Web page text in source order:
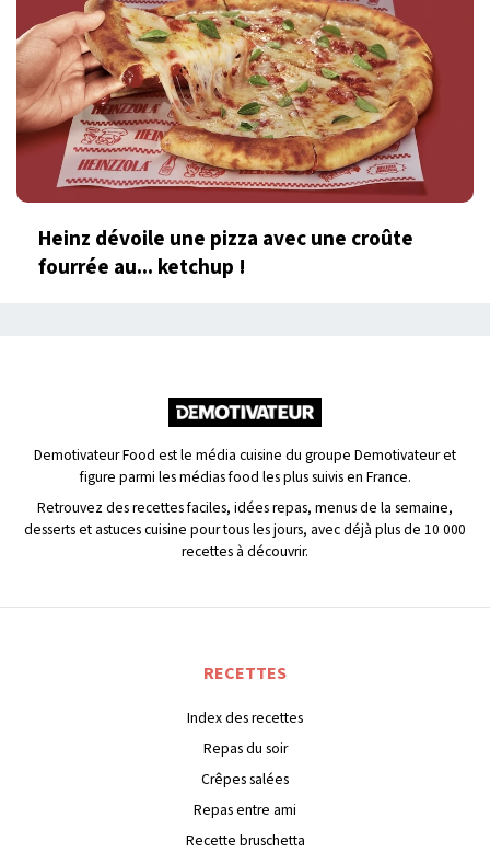
Heinz dévoile une pizza avec une croûte
fourrée au... ketchup !
Demotivateur Food est le média cuisine du groupe Demotivateur et
figure parmi les médias food les plus suivis en France.
Retrouvez des recettes faciles, idées repas, menus de la semaine,
desserts et astuces cuisine pour tous les jours, avec déjà plus de 10 000
recettes à découvrir.
RECETTES
Index des recettes
Repas du soir
Crêpes salées
Repas entre ami
Recette bruschetta